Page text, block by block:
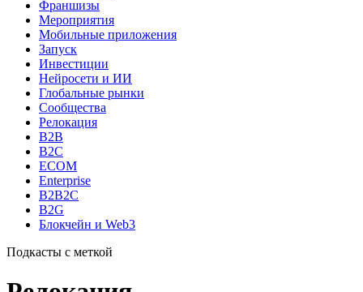
Франшизы
Мероприятия
Мобильные приложения
Запуск
Инвестиции
Нейросети и ИИ
Глобальные рынки
Сообщества
Релокация
B2B
B2C
ECOM
Enterprise
B2B2C
B2G
Блокчейн и Web3
Подкасты с меткой